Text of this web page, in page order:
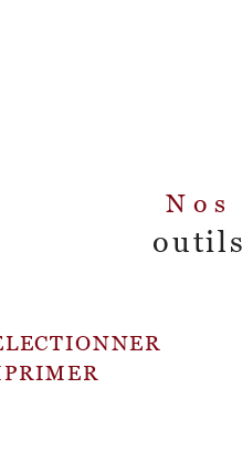
Nos
outils